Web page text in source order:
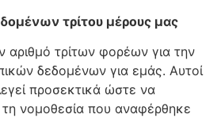
τρίτου μέρους μας
αριθμό τρίτων φορέων για την
δεδομένων για εμάς. Αυτοί
προσεκτικά ώστε να
νομοθεσία που αναφέρθηκε